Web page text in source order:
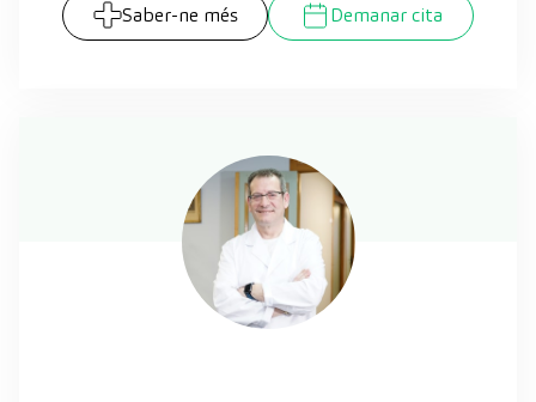
Saber-ne més Demanar cita